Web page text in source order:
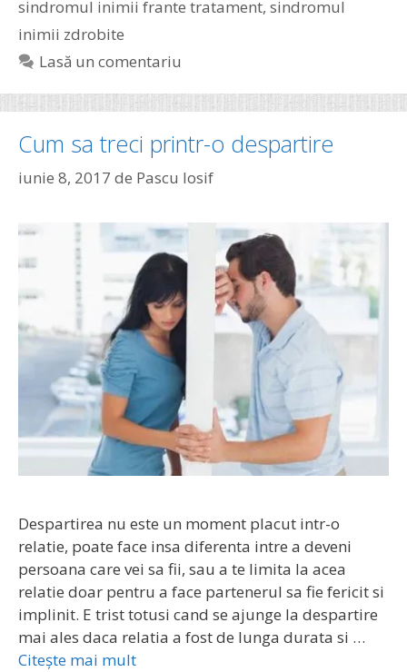
sindromul inimii frante tratament, sindromul
inimii zdrobite
Lasă un comentariu
Cum sa treci printr-o despartire
iunie 8, 2017 de Pascu Iosif
Despartirea nu este un moment placut intr-o
relatie, poate face insa diferenta intre a deveni
persoana care vei sa fii, sau a te limita la acea
relatie doar pentru a face partenerul sa fie fericit si
implinit. E trist totusi cand se ajunge la despartire
mai ales daca relatia a fost de lunga durata si …
Citește mai mult